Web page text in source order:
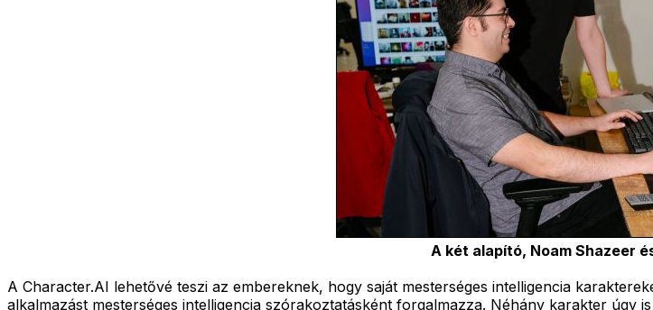
A két alapító, Noam Shazeer
A Character.AI lehetővé teszi az embereknek, hogy saját mesterséges intelligencia
alkalmazást mesterséges intelligencia szórakoztatásként forgalmazza. Néhány karakter